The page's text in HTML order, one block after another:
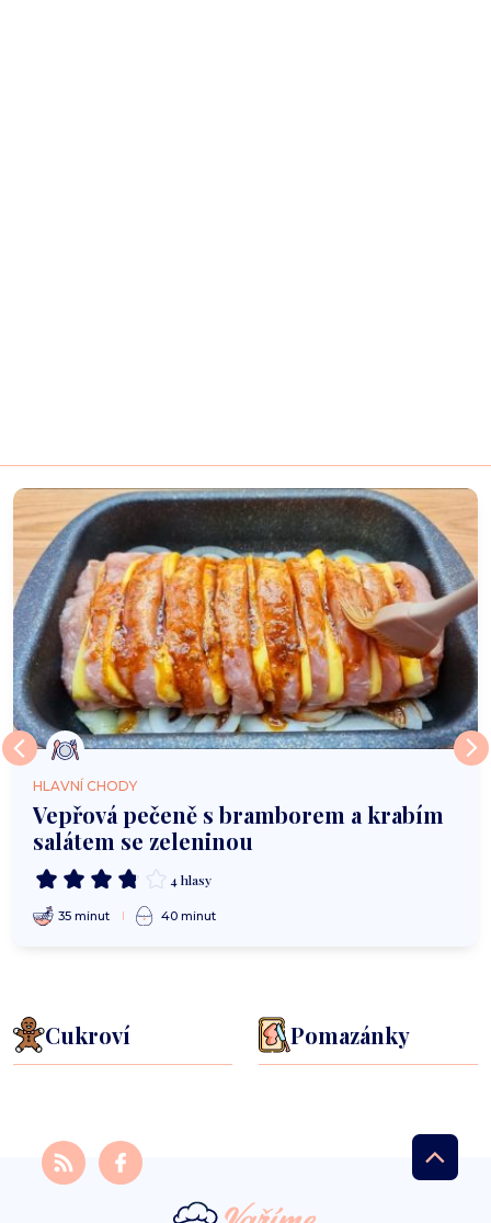
HLAVNÍ CHODY
Vepřová pečeně s bramborem a krabím
salátem se zeleninou
4 hlasy
35 minut 40 minut
Cukroví Pomazánky